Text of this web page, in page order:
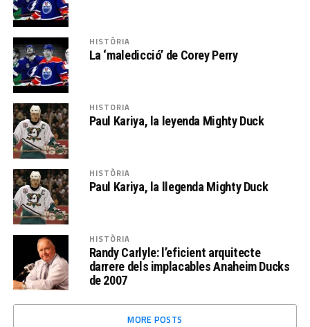
HISTÒRIA
La ‘maledicció’ de Corey Perry
HISTORIA
Paul Kariya, la leyenda Mighty Duck
HISTÒRIA
Paul Kariya, la llegenda Mighty Duck
HISTÒRIA
Randy Carlyle: l’eficient arquitecte
darrere dels implacables Anaheim Ducks
de 2007
MORE POSTS